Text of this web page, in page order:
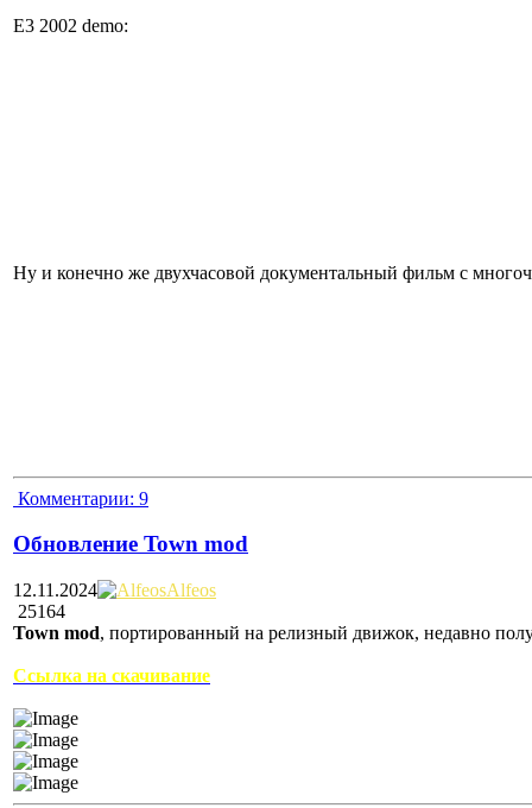
E3 2002 demo:
Ну и конечно же двухчасовой документальный фильм с
Комментарии: 9
Обновление Town mod
12.11.2024
Alfeos
25164
Town mod, портированный на релизный движок, недавно
Ссылка на скачивание